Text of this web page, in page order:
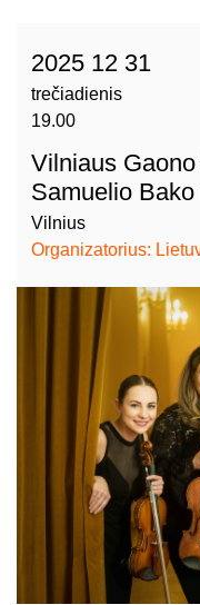
2025 12 31
trečiadienis
19.00
Vilniaus
Samuelio
Vilnius
Organizatorius: